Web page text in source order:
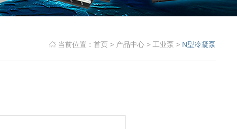
当前位置： 首页> 产品中心> 工业泵 >N型冷凝泵